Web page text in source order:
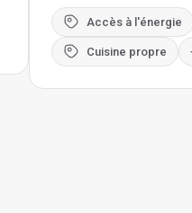
Accès à l'énergie
Cuisine propre